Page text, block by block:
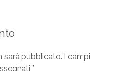
sarà pubblicato.
I campi
*